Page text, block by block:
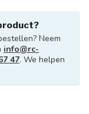
Neem
info@rc-
47. We helpen